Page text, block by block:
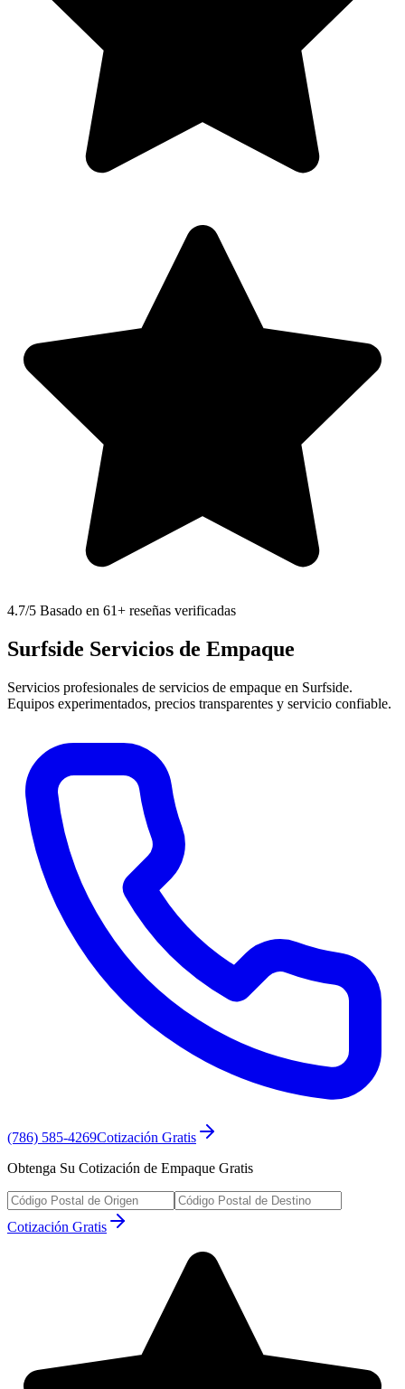
4.7/5 Basado en 61+ reseñas verificadas
Surfside Servicios de Empaque
Servicios profesionales de servicios de empaque en Surfside.
Equipos experimentados, precios transparentes y servicio confiable.
(786) 585-4269Cotización Gratis
Obtenga Su Cotización de Empaque Gratis
Cotización Gratis